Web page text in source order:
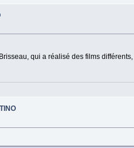
qui a réalisé des films